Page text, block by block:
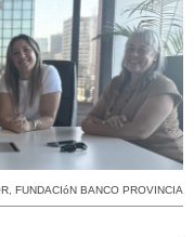
, FUNDACIóN BANCO PROVINCIA